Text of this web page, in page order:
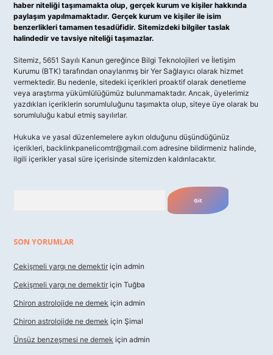
haber niteliği taşımamakta olup, gerçek kurum ve kişiler hakkında
paylaşım yapılmamaktadır. Gerçek kurum ve kişiler ile isim
benzerlikleri tamamen tesadüfidir. Sitemizdeki bilgiler taslak
halindedir ve tavsiye niteliği taşımazlar.
Sitemiz, 5651 Sayılı Kanun gereğince Bilgi Teknolojileri ve İletişim
Kurumu (BTK) tarafından onaylanmış bir Yer Sağlayıcı olarak hizmet
vermektedir. Bu nedenle, sitedeki içerikleri proaktif olarak denetleme
veya araştırma yükümlülüğümüz bulunmamaktadır. Ancak, üyelerimiz
yazdıkları içeriklerin sorumluluğunu taşımakta olup, siteye üye olarak bu
sorumluluğu kabul etmiş sayılırlar.
Hukuka ve yasal düzenlemelere aykırı olduğunu düşündüğünüz
içerikleri, backlinkpanelicomtr@gmail.com adresine bildirmeniz halinde,
ilgili içerikler yasal süre içerisinde sitemizden kaldırılacaktır.
SON YORUMLAR
Çekişmeli yargı ne demektir için admin
Çekişmeli yargı ne demektir için Tuğba
Chiron astrolojide ne demek için admin
Chiron astrolojide ne demek için Şimal
Ünsüz benzeşmesi ne demek için admin